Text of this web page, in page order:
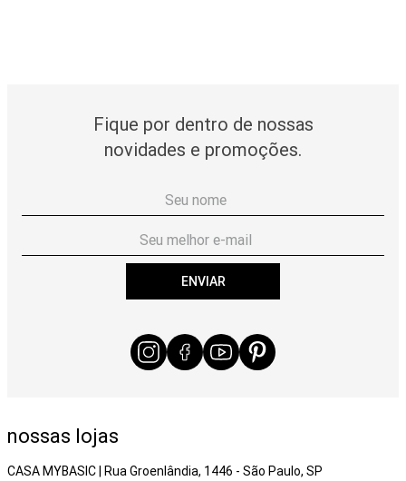
Fique por dentro de nossas
novidades e promoções.
ENVIAR
nossas lojas
CASA MYBASIC | Rua Groenlândia, 1446 - São Paulo, SP